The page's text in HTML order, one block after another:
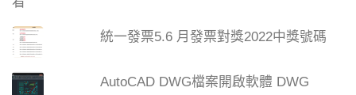
統一發票5.6 月發票對獎2022中獎號碼
AutoCAD DWG檔案開啟軟體 DWG